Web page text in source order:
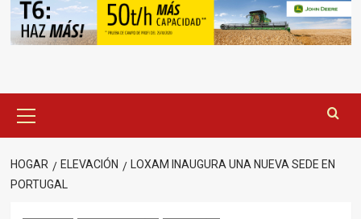
principal
HOGAR ELEVACIÓN
LOXAM INAUGURA UNA NUEVA SEDE EN
PORTUGAL